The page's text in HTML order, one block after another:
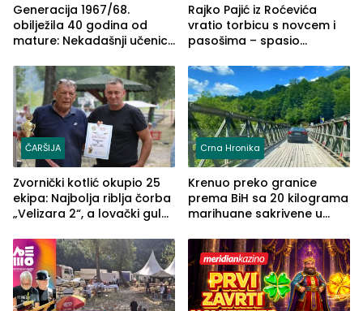
Generacija 1967/68.
obilježila 40 godina od
mature: Nekadašnji učenici
(FOTO)
Rajko Pajić iz Roćevića
vratio torbicu s novcem i
pasošima – spasio
Grčkoj
ČARŠIJA
Zvornički kotlić okupio 25
ekipa: Najbolja riblja čorba
„Velizara 2“, a lovački gulaš
Crna Hronika
Krenuo preko granice
prema BiH sa 20 kilograma
marihuane sakrivene u